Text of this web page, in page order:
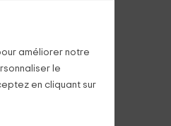
améliorer notre
le
en cliquant sur